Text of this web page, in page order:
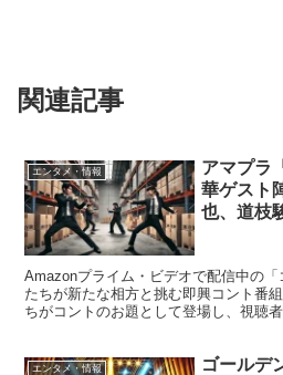
関連記事
エンタメ・情報
アマプラ
華ゲスト
也、道枝
Amazonプライム・ビデオで配信中の
たちが新たな相方と挑む即興コント番
ちがコントのお題として登場し、視聴
エンタメ・情報
ゴールデ